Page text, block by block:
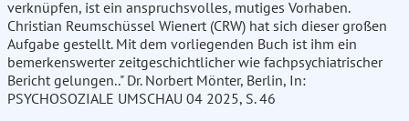
verknüpfen, ist ein anspruchsvolles, mutiges Vorhaben.
Christian Reumschüssel Wienert (CRW) hat sich dieser großen
Aufgabe gestellt. Mit dem vorliegenden Buch ist ihm ein
bemerkenswerter zeitgeschichtlicher wie fachpsychiatrischer
Bericht gelungen.." Dr. Norbert Mönter, Berlin, In:
PSYCHOSOZIALE UMSCHAU 04 2025, S. 46